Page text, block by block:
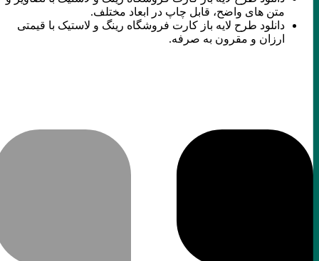
متن های واضح، قابل چاپ در ابعاد مختلف.
دانلود طرح لایه باز کارت فروشگاه رینگ و لاستیک با قیمتی
ارزان و مقرون به صرفه.